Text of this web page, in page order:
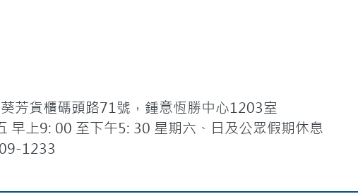
貨櫃碼頭路71號，鍾意恆勝中心1203室
早上9: 00 至下午5: 30 星期六、日及公眾假期休息
1233